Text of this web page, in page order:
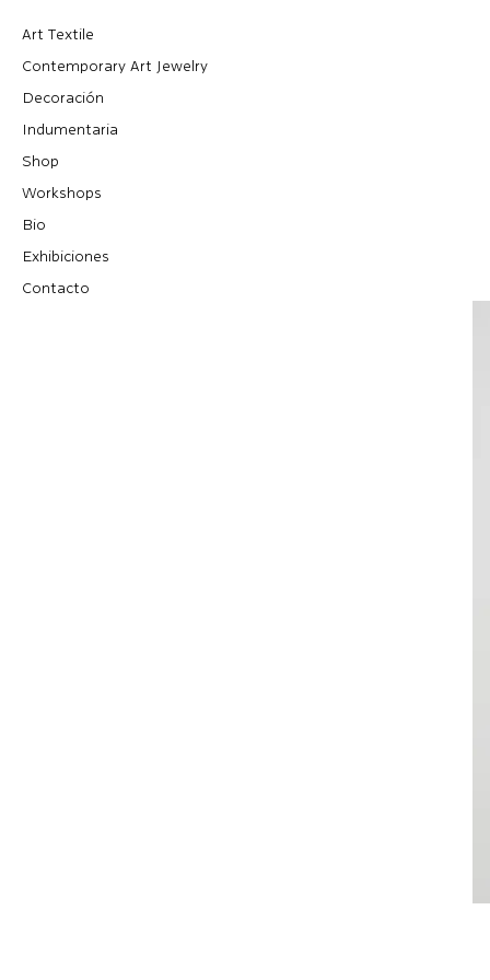
Art Textile
Contemporary Art Jewelry
Decoración
Indumentaria
Shop
Workshops
Bio
Exhibiciones
Contacto